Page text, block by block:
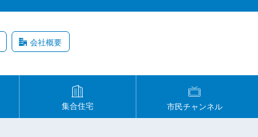
会社概要
集合住宅 市民チャンネル